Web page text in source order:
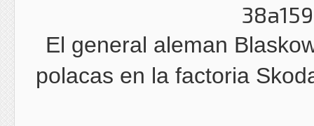
El general aleman
polacas en la factoria